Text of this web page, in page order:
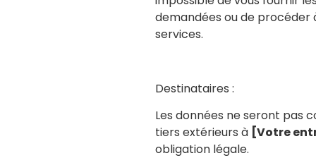
demandées ou de procéder
services.
Destinataires :
Les données ne seront pas
tiers extérieurs à [Votre
obligation légale.